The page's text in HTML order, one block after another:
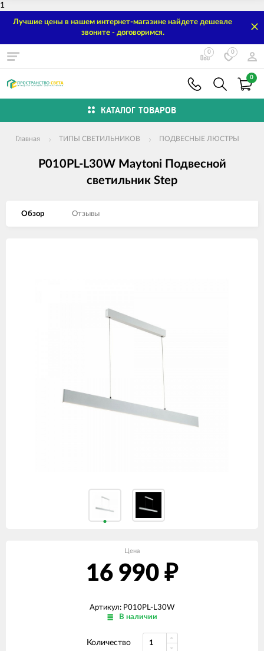
1
Лучшие цены в нашем интернет-магазине найдете дешевле
звоните - договоримся.
0 0
0
КАТАЛОГ ТОВАРОВ
Главная ТИПЫ СВЕТИЛЬНИКОВ ПОДВЕСНЫЕ ЛЮСТРЫ
P010PL-L30W Maytoni Подвесной
светильник Step
Обзор Отзывы
Цена
16 990 ₽
Артикул: P010PL-L30W
В наличии
Количество